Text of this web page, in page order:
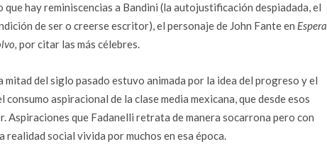
hay reminiscencias a Bandini (la autojustificación despiadada, el
de ser o creerse escritor), el personaje de John Fante en Espera
por citar las más célebres.
mitad del siglo pasado estuvo animada por la idea del progreso y el
aspiracional de la clase media mexicana, que desde esos
Aspiraciones que Fadanelli retrata de manera socarrona pero con
social vivida por muchos en esa época.